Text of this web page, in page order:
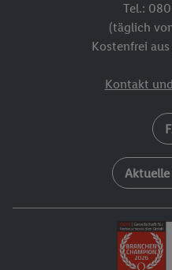
Tel.:
(täglich
Kostenfrei
Kontakt